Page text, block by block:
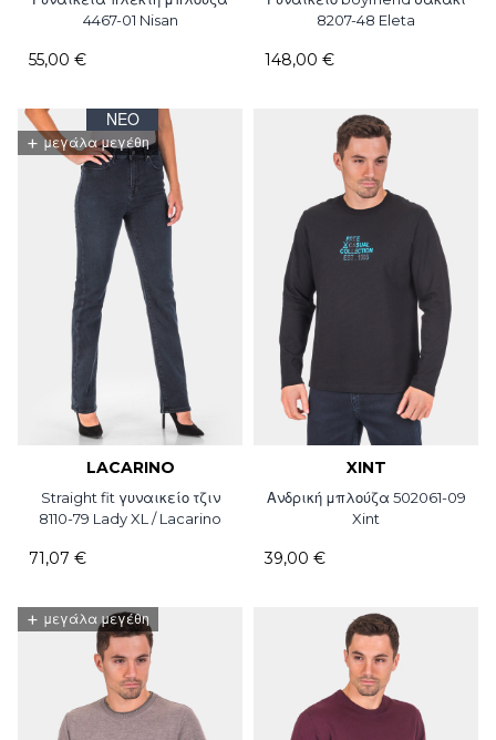
4467-01 Nisan
55,00 €
8207-48 Eleta
148,00 €
ΝΈΟ
+ μεγάλα μεγέθη
LACARINO
Straight fit γυναικείο τζιν
8110-79 Lady XL / Lacarino
71,07 €
XINT
Ανδρική μπλούζα 502061-09
Xint
39,00 €
+ μεγάλα μεγέθη